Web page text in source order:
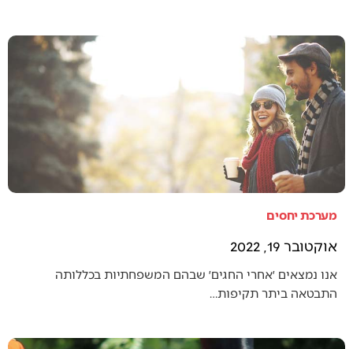
מערכת יחסים
אוקטובר 19, 2022
אנו נמצאים ׳אחרי החגים׳ שבהם המשפחתיות בכללותה
התבטאה ביתר תקיפות…